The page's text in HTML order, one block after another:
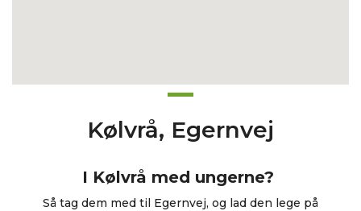
Kølvrå, Egernvej
I Kølvrå med ungerne?
Så tag dem med til Egernvej, og lad den lege på